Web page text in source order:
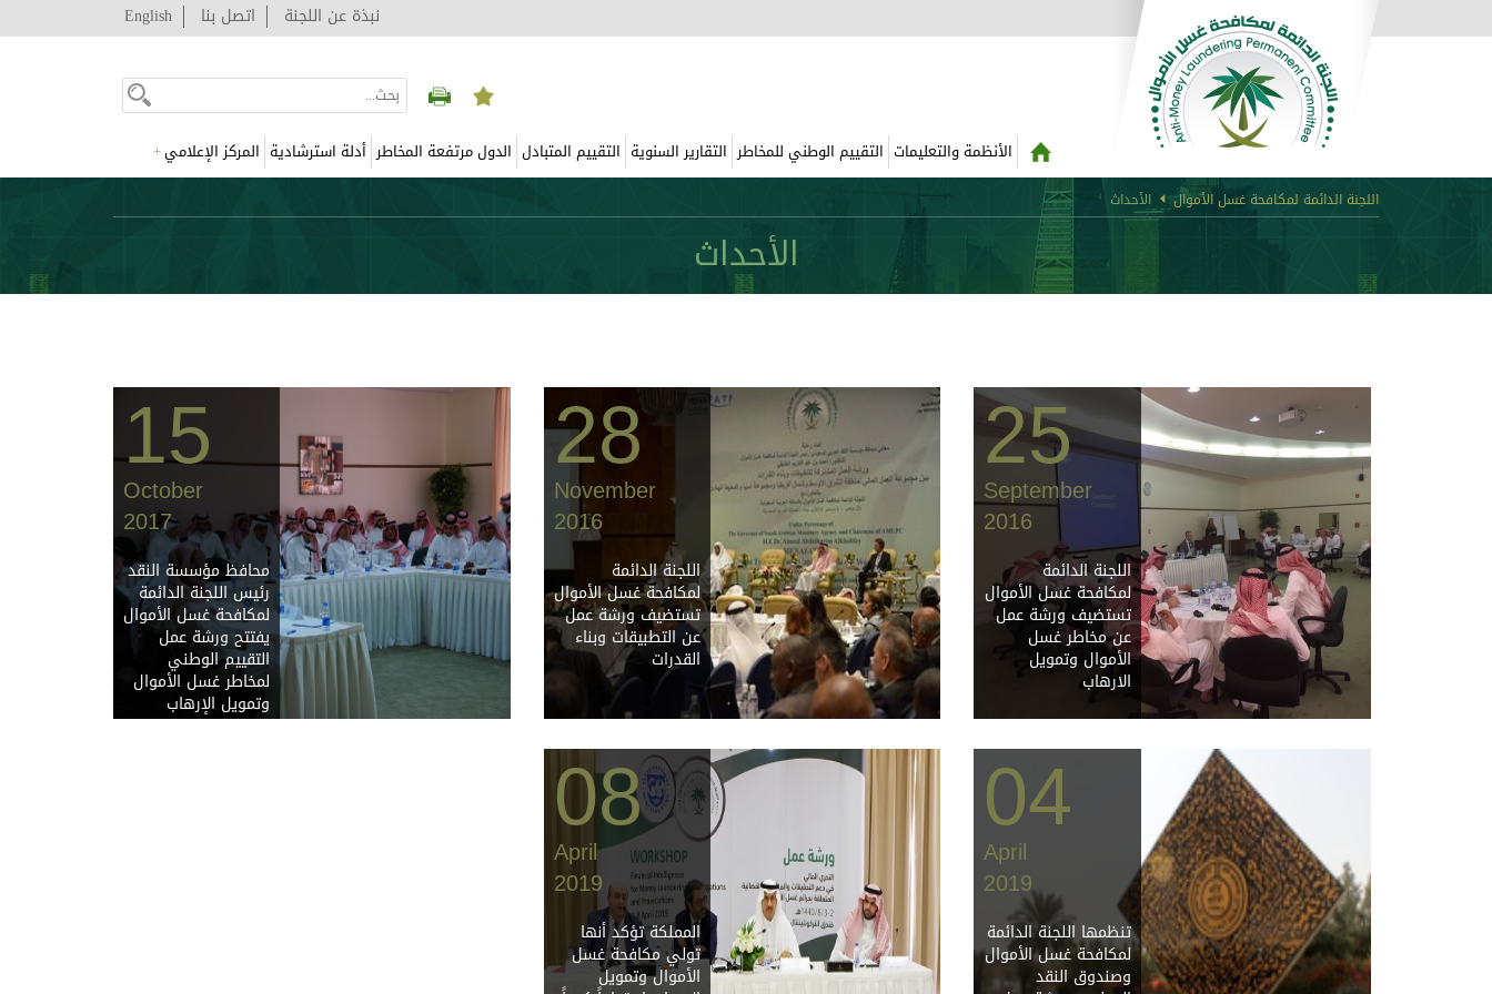
نبذة عن اللجنة اتصل بنا English
الأنظمة والتعليمات التقييم الوطني للمخاطر التقارير السنوية التقييم المتبادل الدول مرتفعة المخاطر أدلة استرشادية المركز الإعلامي+
اللجنة الدائمة لمكافحة غسل الأموال الأحداث
الأحداث
25
September
2016
اللجنة الدائمة
لمكافحة غسل الأموال
تستضيف ورشة عمل
عن مخاطر غسل
الأموال وتمويل
الارهاب
28
November
2016
اللجنة الدائمة
لمكافحة غسل الأموال
تستضيف ورشة عمل
عن التطبيقات وبناء
القدرات
15
October
2017
محافظ مؤسسة النقد
رئيس اللجنة الدائمة
لمكافحة غسل الأموال
يفتتح ورشة عمل
التقييم الوطني
لمخاطر غسل الأموال
وتمويل الإرهاب
04
April
2019
تنظمها اللجنة الدائمة
لمكافحة غسل الأموال
وصندوق النقد
08
April
2019
المملكة تؤكد أنها
تولي مكافحة غسل
الأموال وتمويل